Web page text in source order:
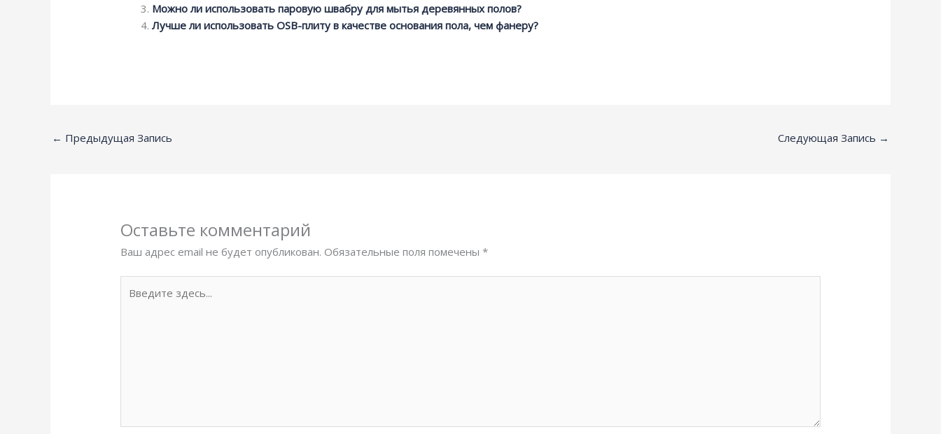
Можно ли использовать паровую швабру для мытья деревянных полов?
Лучше ли использовать OSB-плиту в качестве основания пола, чем фанеру?
← Предыдущая Запись Следующая Запись →
Оставьте комментарий
Ваш адрес email не будет опубликован. Обязательные поля помечены*
здесь...